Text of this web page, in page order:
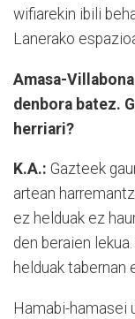
wifiarekin ibili
Lanerako
Amasa-
denbora batez.
herriari?
K.A.: Gazteek
artean
ez helduak ez
den beraien
helduak tabernan
Hamabi-hamasei